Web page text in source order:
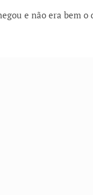
e não era bem o